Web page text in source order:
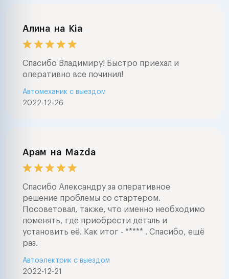
Алина на Kia
Спасибо Владимиру! Быстро приехал и
оперативно все починил!
2022-12-26
Автомеханик с выездом
Арам на Mazda
Спасибо Александру за оперативное
решение проблемы со стартером.
Посоветовал, также, что именно необходимо
поменять, где приобрести деталь и
установить её. Как итог - ***** . Спасибо, ещё
раз.
2022-12-21
Автоэлектрик с выездом